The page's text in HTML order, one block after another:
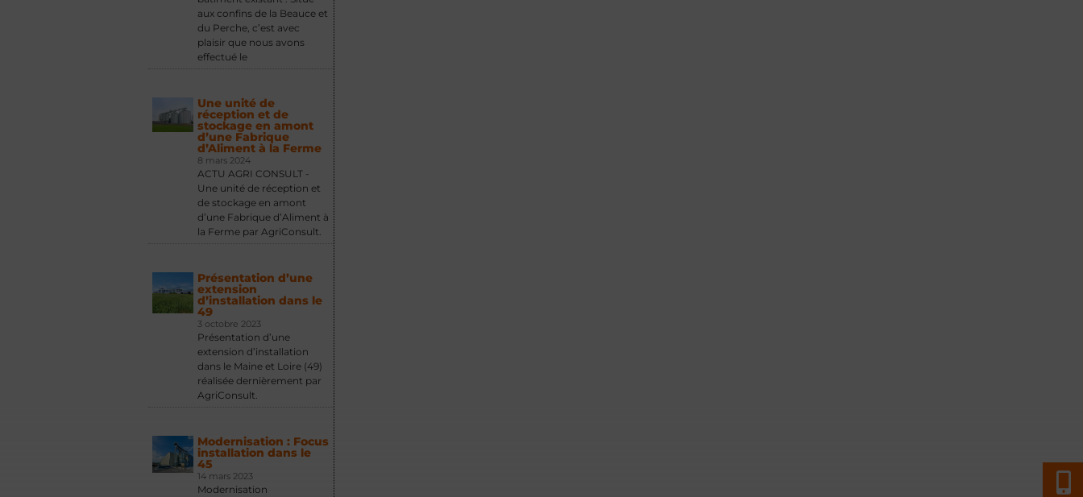
aux confins de la Beauce et
du Perche, c’est avec
plaisir que nous avons
effectué le
Une unité de
réception et de
stockage en amont
d’une Fabrique
d’Aliment à la Ferme
8 mars 2024
ACTU AGRI CONSULT -
Une unité de réception et
de stockage en amont
d’une Fabrique d’Aliment à
la Ferme par AgriConsult.
Présentation d’une
extension
d’installation dans le
49
3 octobre 2023
Présentation d’une
extension d’installation
dans le Maine et Loire (49)
réalisée dernièrement par
AgriConsult.
Modernisation : Focus
installation dans le
45
14 mars 2023
Modernisation